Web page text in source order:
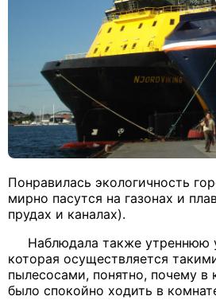
Понравилась экологичность
мирно пасутся на газонах и
прудах и каналах).
Наблюдала также утреннюю
которая осуществляется
пылесосами, понятно, почему в
было спокойно ходить в